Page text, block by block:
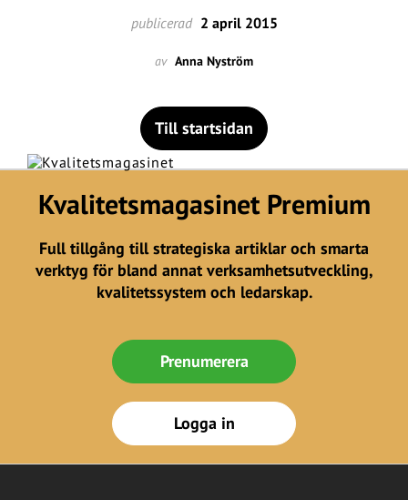
publicerad 2 april 2015
av Anna Nyström
Till startsidan
Kvalitetsmagasinet Premium
Full tillgång till strategiska artiklar och smarta
verktyg för bland annat verksamhetsutveckling,
kvalitetssystem och ledarskap.
Prenumerera
Logga in